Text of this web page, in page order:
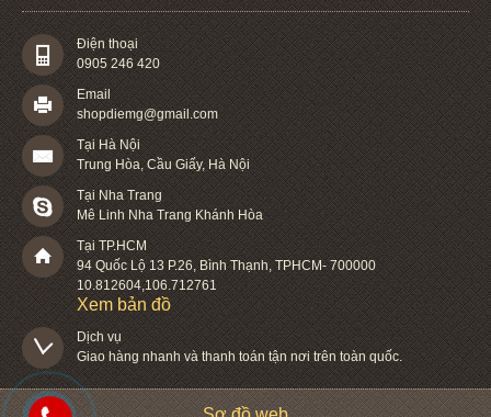
Điện thoại
0905 246 420
Email
shopdiemg@gmail.com
Tại Hà Nội
Trung Hòa, Cầu Giấy, Hà Nội
Tại Nha Trang
Mê Linh Nha Trang Khánh Hòa
Tại TP.HCM
94 Quốc Lộ 13 P.26,Bình Thạnh,TPHCM-700000
10.812604,106.712761
Xem bản đồ
Dịch vụ
Giao hàng nhanh và thanh toán tận nơi trên toàn quốc.